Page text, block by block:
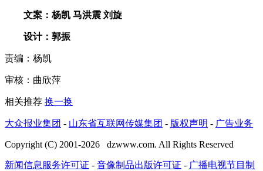
文案：杨凯 马洪震 刘旋
设计：郭振
责编：杨凯
审核：曲欣萍
相关推荐 换一换
大众报业集团 - 山东省互联网传媒集团 - 版权声明 - 广告业务
Copyright (C) 2001-2026 dzwww.com. All Rights Reserved
新闻信息服务许可证 - 音像制品出版许可证 - 广播电视节目制